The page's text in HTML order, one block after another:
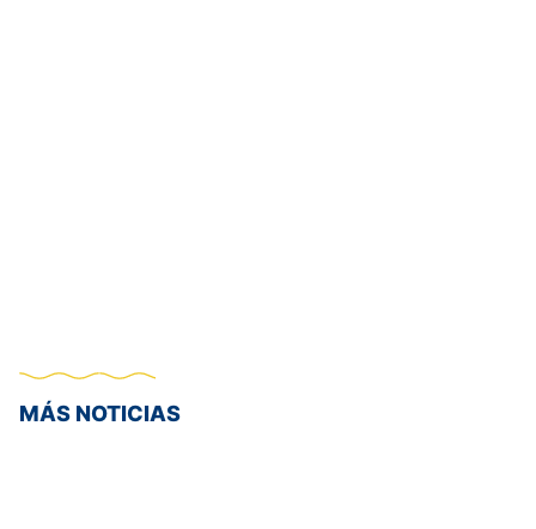
MÁS NOTICIAS